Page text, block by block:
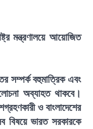
মন্ত্রণালয়ে আয়োজিত
সম্পর্ক বহুমাত্রিক এবং
অব্যাহত থাকবে।
ও বাংলাদেশের
বিষয়ে ভারত সরকারকে